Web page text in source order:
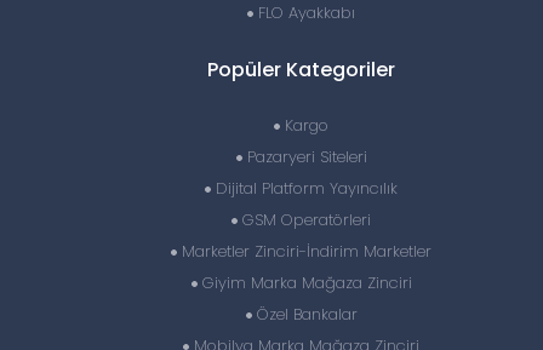
FLO Ayakkabı
Popüler Kategoriler
Kargo
Pazaryeri Siteleri
Dijital Platform Yayıncılık
GSM Operatörleri
Marketler Zinciri-İndirim Marketler
Giyim Marka Mağaza Zinciri
Özel Bankalar